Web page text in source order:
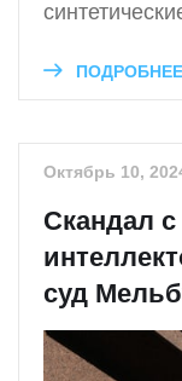
ПОДРОБНЕЕ
Октябрь 10,
Скандал
суд